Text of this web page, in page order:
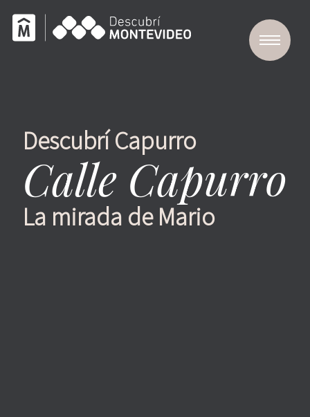
Descubrí Capurro
Calle Capurro
La mirada de Mario